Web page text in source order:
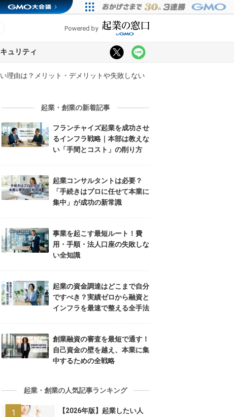
Powered by
ュリティ
理由は？メリット・デメリットや失敗しない
起業・創業の新着記事
フランチャイズ起業を成功させ
るインフラ戦略｜本部は教えな
い「手間とコスト」の削り方
起業コンサルタントは必要？
「手続きはプロに任せて本業に
集中」が成功の新常識
事業を起こす最短ルート！費
用・手順・法人口座の失敗しな
い全知識
起業の資金調達はどこまで自分
ですべき？実績ゼロから融資と
インフラを最速で整える全手法
創業融資の審査を最短で通す！
自己資金の壁を越え、本業に集
中するための全戦略
起業・創業の人気記事ランキング
【2026年版】起業したい人